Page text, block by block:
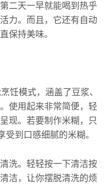
二天一早就能喝到热乎
力。而且，它还有自动
保持美味。
饪模式，涵盖了豆浆、
使用起来非常简便，轻
现。若要制作米糊，只
受到口感细腻的米糊。
洗。轻轻按一下清洁按
洁，让你摆脱清洗的烦